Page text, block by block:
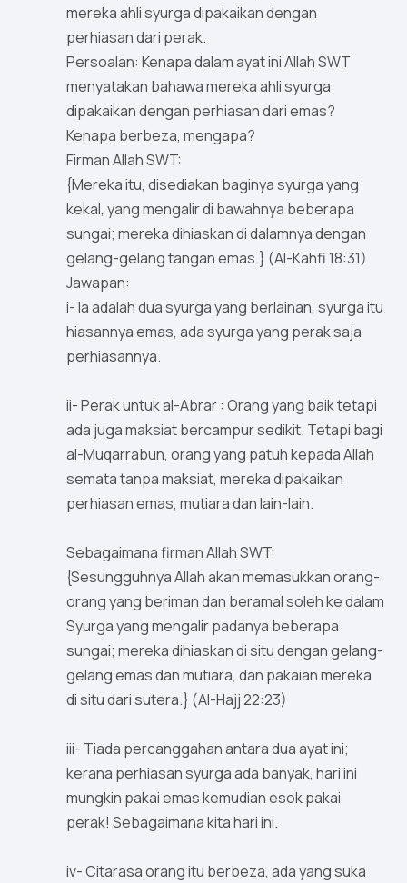
mereka ahli syurga dipakaikan dengan
perhiasan dari perak.
Persoalan: Kenapa dalam ayat ini Allah SWT
menyatakan bahawa mereka ahli syurga
dipakaikan dengan perhiasan dari emas?
Kenapa berbeza, mengapa?
Firman Allah SWT:
{Mereka itu, disediakan baginya syurga yang
kekal, yang mengalir di bawahnya beberapa
sungai; mereka dihiaskan di dalamnya dengan
gelang-gelang tangan emas.} (Al-Kahfi 18:31)
Jawapan:
i- Ia adalah dua syurga yang berlainan, syurga itu
hiasannya emas, ada syurga yang perak saja
perhiasannya.
ii- Perak untuk al-Abrar : Orang yang baik tetapi
ada juga maksiat bercampur sedikit. Tetapi bagi
al-Muqarrabun, orang yang patuh kepada Allah
semata tanpa maksiat, mereka dipakaikan
perhiasan emas, mutiara dan lain-lain.
Sebagaimana firman Allah SWT:
{Sesungguhnya Allah akan memasukkan orang-
orang yang beriman dan beramal soleh ke dalam
Syurga yang mengalir padanya beberapa
sungai; mereka dihiaskan di situ dengan gelang-
gelang emas dan mutiara, dan pakaian mereka
di situ dari sutera.} (Al-Hajj 22:23)
iii- Tiada percanggahan antara dua ayat ini;
kerana perhiasan syurga ada banyak, hari ini
mungkin pakai emas kemudian esok pakai
perak! Sebagaimana kita hari ini.
iv- Citarasa orang itu berbeza, ada yang suka